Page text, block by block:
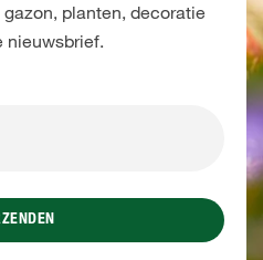
planten, decoratie
nieuwsbrief.